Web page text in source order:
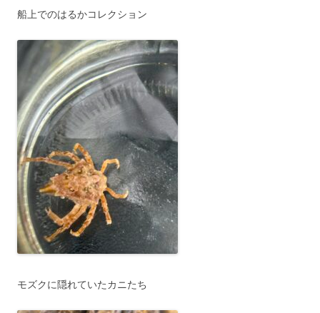
船上でのはるかコレクション
モズクに隠れていたカニたち